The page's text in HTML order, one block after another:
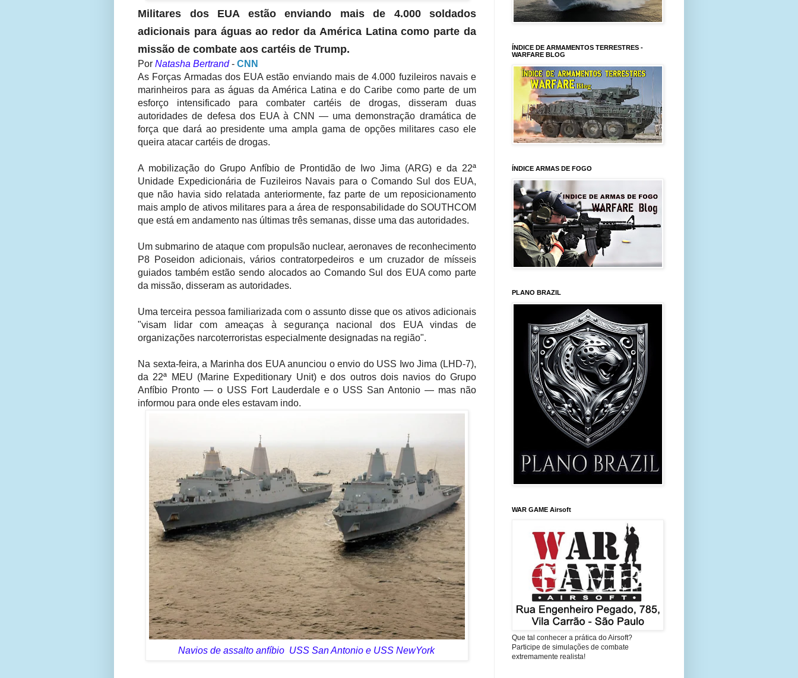
Militares dos EUA estão enviando mais de 4.000 soldados
adicionais para águas ao redor da América Latina como parte da
missão de combate aos cartéis de Trump.
Por Natasha Bertrand- CNN
As Forças Armadas dos EUA estão enviando mais de 4.000 fuzileiros navais e
marinheiros para as águas da América Latina e do Caribe como parte de um
esforço intensificado para combater cartéis de drogas, disseram duas
autoridades de defesa dos EUA à CNN — uma demonstração dramática de
força que dará ao presidente uma ampla gama de opções militares caso ele
queira atacar cartéis de drogas.
A mobilização do Grupo Anfíbio de Prontidão de Iwo Jima (ARG) e da 22ª
Unidade Expedicionária de Fuzileiros Navais para o Comando Sul dos EUA,
que não havia sido relatada anteriormente, faz parte de um reposicionamento
mais amplo de ativos militares para a área de responsabilidade do SOUTHCOM
que está em andamento nas últimas três semanas, disse uma das autoridades.
Um submarino de ataque com propulsão nuclear, aeronaves de reconhecimento
P8 Poseidon adicionais, vários contratorpedeiros e um cruzador de mísseis
guiados também estão sendo alocados ao Comando Sul dos EUA como parte
da missão, disseram as autoridades.
Uma terceira pessoa familiarizada com o assunto disse que os ativos adicionais
"visam lidar com ameaças à segurança nacional dos EUA vindas de
organizações narcoterroristas especialmente designadas na região".
Na sexta-feira, a Marinha dos EUA anunciou o envio do USS Iwo Jima (LHD-7),
da 22ª MEU (Marine Expeditionary Unit) e dos outros dois navios do Grupo
Anfíbio Pronto — o USS Fort Lauderdale e o USS San Antonio — mas não
informou para onde eles estavam indo.
Navios de assalto anfíbio USS San Antonio e USS NewYork
ÍNDICE DE ARMAMENTOS TERRESTRES -
WARFARE BLOG
ÍNDICE ARMAS DE FOGO
PLANO BRAZIL
WAR GAME Airsoft
Que tal conhecer a prática do Airsoft?
Participe de simulações de combate
extremamente realista!